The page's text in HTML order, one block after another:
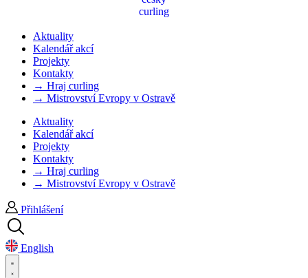
Aktuality
Kalendář akcí
Projekty
Kontakty
→ Hraj curling
→ Mistrovství Evropy v Ostravě
Aktuality
Kalendář akcí
Projekty
Kontakty
→ Hraj curling
→ Mistrovství Evropy v Ostravě
Přihlášení
English